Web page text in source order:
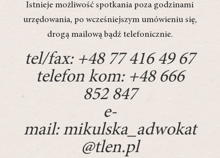
Istnieje możliwość spotkania poza godzinami
urzędowania, po wcześniejszym umówieniu się,
drogą mailową bądź telefonicznie.
tel/fax: +48 77 416 49 67
telefon kom: +48 666
852 847
e-
mail:mikulska_adwokat
@tlen.pl